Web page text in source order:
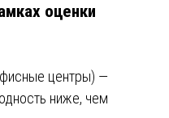
оценки
центры) —
ниже, чем